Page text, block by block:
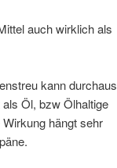
auch wirklich als
kann durchaus
Öl, bzw Ölhaltige
hängt sehr